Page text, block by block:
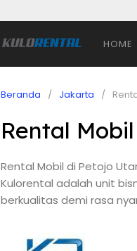
HOME
Beranda Jakarta
Rental
Rental Mobil di Petojo
Kulorental adalah unit
berkualitas demi rasa